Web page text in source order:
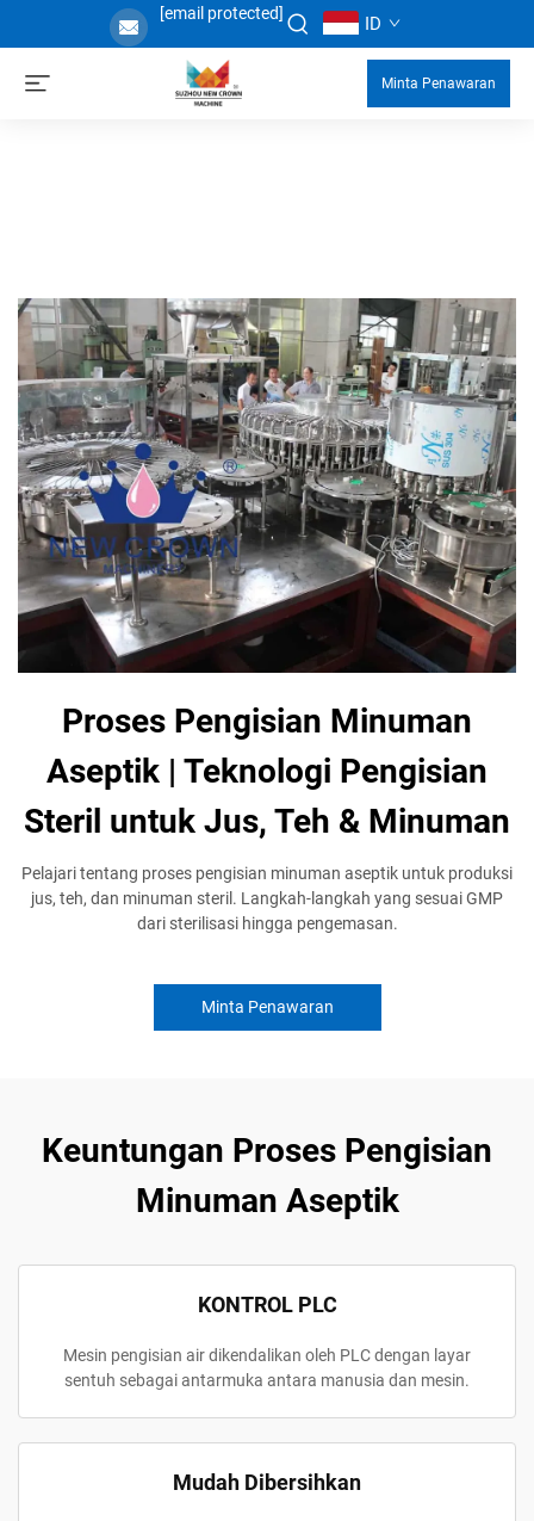
[email protected] ID
Minta Penawaran
Proses Pengisian Minuman
Aseptik | Teknologi Pengisian
Steril untuk Jus, Teh & Minuman
Pelajari tentang proses pengisian minuman aseptik untuk produksi
jus, teh, dan minuman steril. Langkah-langkah yang sesuai GMP
dari sterilisasi hingga pengemasan.
Minta Penawaran
Keuntungan Proses Pengisian
Minuman Aseptik
KONTROL PLC
Mesin pengisian air dikendalikan oleh PLC dengan layar
sentuh sebagai antarmuka antara manusia dan mesin.
Mudah Dibersihkan